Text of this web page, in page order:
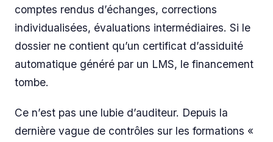
comptes rendus d’échanges, corrections
individualisées, évaluations intermédiaires. Si le
dossier ne contient qu’un certificat d’assiduité
automatique généré par un LMS, le financement
tombe.
Ce n’est pas une lubie d’auditeur. Depuis la
dernière vague de contrôles sur les formations «